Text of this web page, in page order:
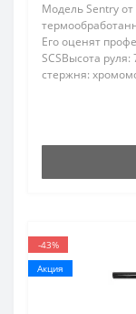
Модель Sentry от
Его оценят
SCSВысота
стержня:
-43%
Акция